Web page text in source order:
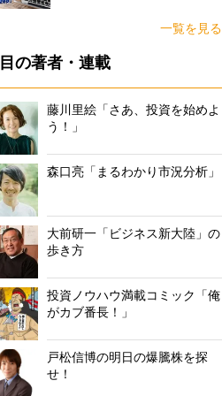
一覧を見る
の著者・連載
藤川里絵「さあ、投資を始めよ
う！」
森口亮「まるわかり市況分析」
大前研一「ビジネス新大陸」の
歩き方
投資ノウハウ満載コミック「俺
がカブ番長！」
戸松信博の明日の爆騰株を探
せ！